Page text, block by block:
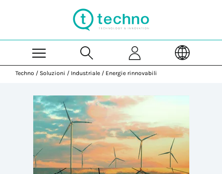
Techno / Soluzioni / Industriale / Energie rinnovabili